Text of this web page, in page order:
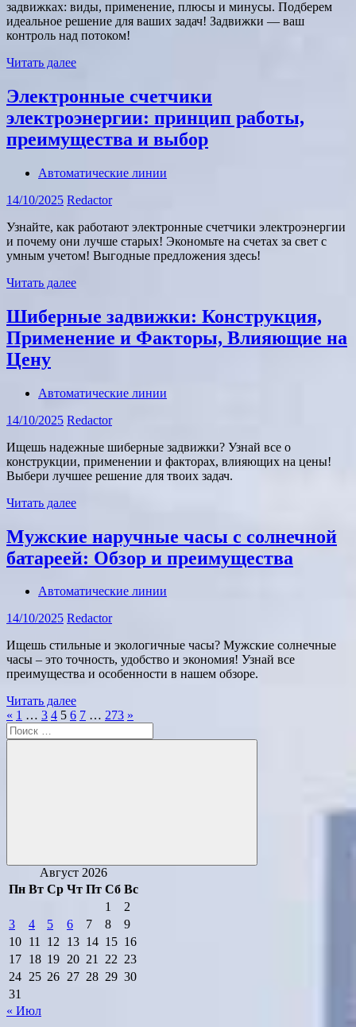
задвижках: виды, применение, плюсы и минусы. Подберем
идеальное решение для ваших задач! Задвижки — ваш
контроль над потоком!
Читать далее
Электронные счетчики
электроэнергии: принцип работы,
преимущества и выбор
Автоматические линии
14/10/2025 Redactor
Узнайте, как работают электронные счетчики электроэнергии
и почему они лучше старых! Экономьте на счетах за свет с
умным учетом! Выгодные предложения здесь!
Читать далее
Шиберные задвижки: Конструкция,
Применение и Факторы, Влияющие на
Цену
Автоматические линии
14/10/2025 Redactor
Ищешь надежные шиберные задвижки? Узнай все о
конструкции, применении и факторах, влияющих на цены!
Выбери лучшее решение для твоих задач.
Читать далее
Мужские наручные часы с солнечной
батареей: Обзор и преимущества
Автоматические линии
14/10/2025 Redactor
Ищешь стильные и экологичные часы? Мужские солнечные
часы – это точность, удобство и экономия! Узнай все
преимущества и особенности в нашем обзоре.
Читать далее
Пагинация
записей
« Предыдущие
записи
1 … 3 4 5 6 7 … 273 Следующие
»
Поиск
для:
Поиск
Август 2026
Пн Вт Ср Чт Пт Сб Вс
1
2
3
4 5 6 7 8
9
10 11 12 13 14 15 16
17 18 19 20 21 22 23
24 25 26 27 28 29 30
31
« Июл